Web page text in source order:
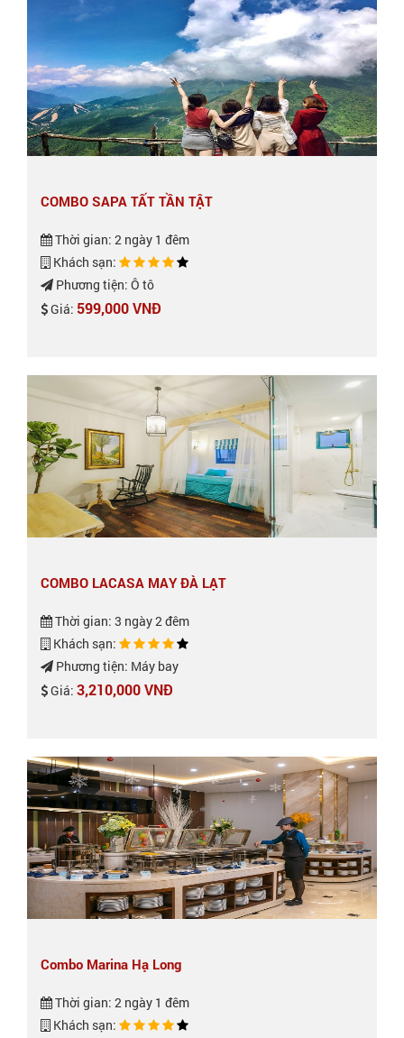
COMBO SAPA TẤT TẦN TẬT
Thời gian: 2 ngày 1 đêm
Khách sạn:
Phương tiện: Ô tô
Giá: 599,000 VNĐ
COMBO LACASA MAY ĐÀ LẠT
Thời gian: 3 ngày 2 đêm
Khách sạn:
Phương tiện: Máy bay
Giá: 3,210,000 VNĐ
Combo Marina Hạ Long
Thời gian: 2 ngày 1 đêm
Khách sạn: